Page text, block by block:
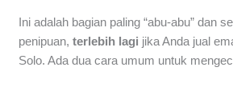
Ini adalah bagian paling “abu-abu” dan
penipuan,terlebih lagi jika Anda jual
Solo. Ada dua cara umum untuk